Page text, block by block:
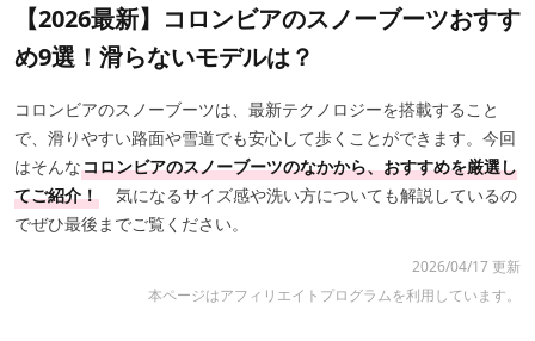
【2026最新】コロンビアのスノーブーツおすす
め9選！滑らないモデルは？
コロンビアのスノーブーツは、最新テクノロジーを搭載すること
で、滑りやすい路面や雪道でも安心して歩くことができます。今回
はそんなコロンビアのスノーブーツのなかから、おすすめを厳選し
てご紹介！ 気になるサイズ感や洗い方についても解説しているの
でぜひ最後までご覧ください。
2026/04/17 更新
本ページはアフィリエイトプログラムを利用しています。